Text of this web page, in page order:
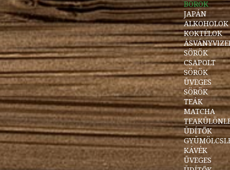
BOROK
JAPÁN
ALKOHOLOK
KOKTÉLOK
SÖRÖK
CSAPOLT
SÖRÖK
ÜVEGES
SÖRÖK
TEÁK
MATCHA
ÜDÍTŐK
KÁVÉK
ÜVEGES